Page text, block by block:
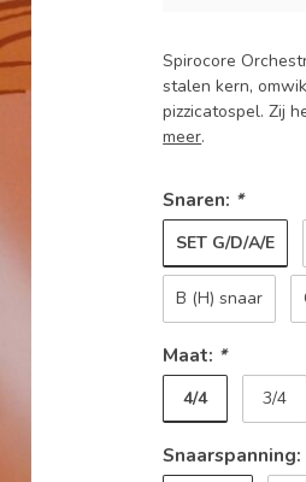
Spirocore
stalen kern,
pizzicatospel. Zij
meer.
Snaren: *
SET G/D/A/E
B (H) snaar
Maat: *
4/4 3/4
Snaarspanning: